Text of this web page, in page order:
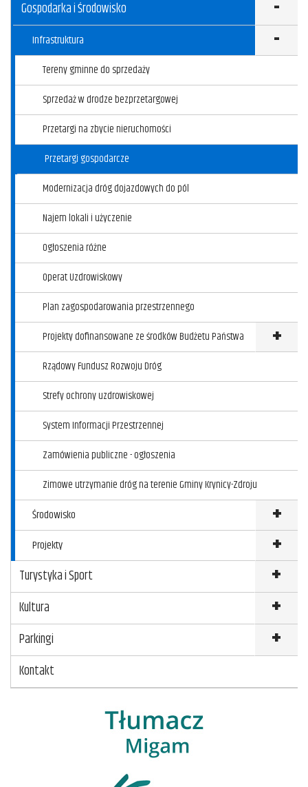
k
Gospodarka i Środowisko
Infrastruktura
Tereny gminne do sprzedaży
Sprzedaż w drodze bezprzetargowej
Przetargi na zbycie nieruchomości
Przetargi gospodarcze
Modernizacja dróg dojazdowych do pól
Najem lokali i użyczenie
Ogłoszenia różne
Operat Uzdrowiskowy
Plan zagospodarowania przestrzennego
Projekty dofinansowane ze środków Budżetu Państwa
Kliknij
Rządowy Fundusz Rozwoju Dróg
Strefy ochrony uzdrowiskowej
System Informacji Przestrzennej
Zamówienia publiczne - ogłoszenia
Zimowe utrzymanie dróg na terenie Gminy Krynicy-Zdroju
Środowisko
Projekty
Turystyka i Sport
Kultura
Parkingi
Kontakt